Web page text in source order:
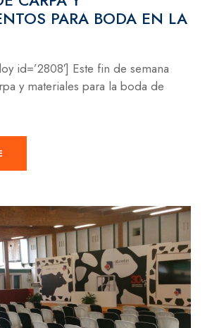
PARA BODA EN LA
id=’2808′] Este fin de semana
y materiales para la boda de